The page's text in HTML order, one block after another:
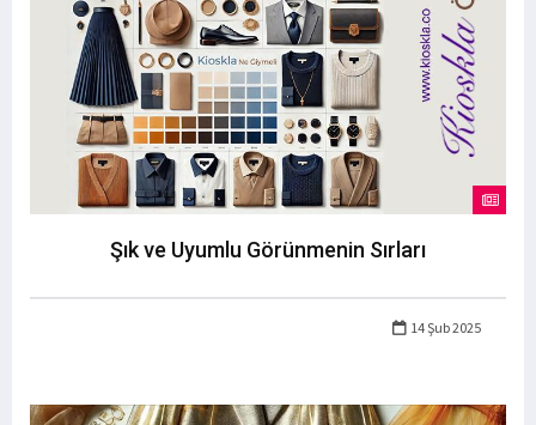
Şık ve Uyumlu Görünmenin Sırları
14 Şub 2025